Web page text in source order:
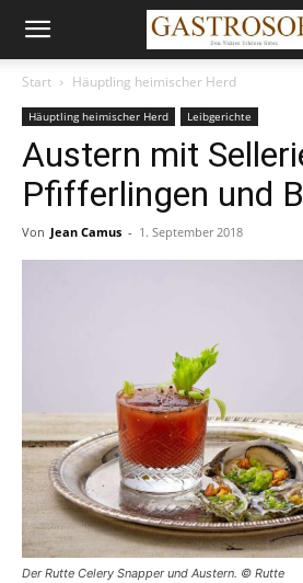
Start Häuptling heimischer Herd
Häuptling heimischer Herd Leibgerichte
Austern mit
Pfifferlingen und
Von Jean Camus - 1. September 2018
Der Rutte Celery Snapper und Austern. © Rutte